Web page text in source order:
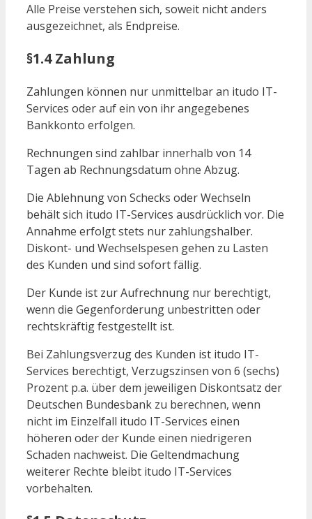
Alle Preise verstehen sich, soweit nicht anders
ausgezeichnet, als Endpreise.
§1.4 Zahlung
Zahlungen können nur unmittelbar an itudo IT-
Services oder auf ein von ihr angegebenes
Bankkonto erfolgen.
Rechnungen sind zahlbar innerhalb von 14
Tagen ab Rechnungsdatum ohne Abzug.
Die Ablehnung von Schecks oder Wechseln
behält sich itudo IT-Services ausdrücklich vor. Die
Annahme erfolgt stets nur zahlungshalber.
Diskont- und Wechselspesen gehen zu Lasten
des Kunden und sind sofort fällig.
Der Kunde ist zur Aufrechnung nur berechtigt,
wenn die Gegenforderung unbestritten oder
rechtskräftig festgestellt ist.
Bei Zahlungsverzug des Kunden ist itudo IT-
Services berechtigt, Verzugszinsen von 6 (sechs)
Prozent p.a. über dem jeweiligen Diskontsatz der
Deutschen Bundesbank zu berechnen, wenn
nicht im Einzelfall itudo IT-Services einen
höheren oder der Kunde einen niedrigeren
Schaden nachweist. Die Geltendmachung
weiterer Rechte bleibt itudo IT-Services
vorbehalten.